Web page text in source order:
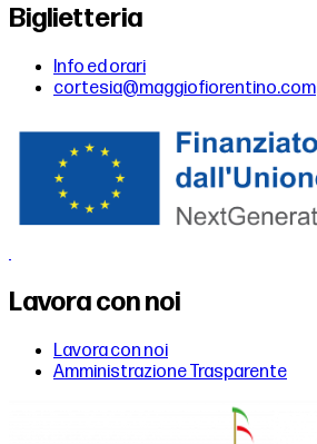
Biglietteria
Info ed orari
cortesia@maggiofiorentino.com
Lavora con noi
Lavora con noi
Amministrazione Trasparente